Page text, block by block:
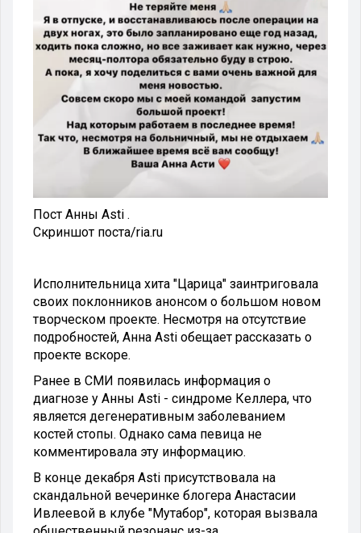
Пост Анны Asti .
Скриншот поста/ria.ru
Исполнительница хита "Царица" заинтриговала
своих поклонников анонсом о большом новом
творческом проекте. Несмотря на отсутствие
подробностей, Анна Asti обещает рассказать о
проекте вскоре.
Ранее в СМИ появилась информация о
диагнозе у Анны Asti - синдроме Келлера, что
является дегенеративным заболеванием
костей стопы. Однако сама певица не
комментировала эту информацию.
В конце декабря Asti присутствовала на
скандальной вечеринке блогера Анастасии
Ивлеевой в клубе "Мутабор", которая вызвала